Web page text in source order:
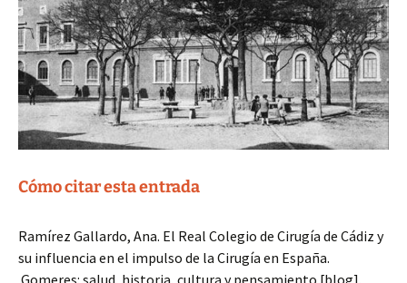
Cómo citar esta entrada
Ramírez Gallardo, Ana. El Real Colegio de Cirugía de Cádiz y
su influencia en el impulso de la Cirugía en España.
Gomeres: salud, historia, cultura y pensamiento [blog].